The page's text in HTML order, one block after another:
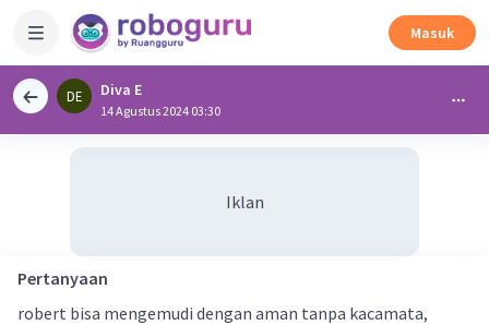
Masuk
DE Diva E
14 Agustus 2024 03:30
Iklan
Pertanyaan
robert bisa mengemudi dengan aman tanpa kacamata,